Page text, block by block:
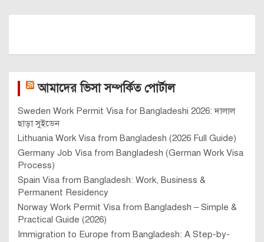
আমাদের ভিসা সম্পর্কিত পোর্টাল
Sweden Work Permit Visa for Bangladeshi 2026: দালাল
ছাড়া সুইডেন
Lithuania Work Visa from Bangladesh (2026 Full Guide)
Germany Job Visa from Bangladesh (German Work Visa
Process)
Spain Visa from Bangladesh: Work, Business &
Permanent Residency
Norway Work Permit Visa from Bangladesh – Simple &
Practical Guide (2026)
Immigration to Europe from Bangladesh: A Step-by-